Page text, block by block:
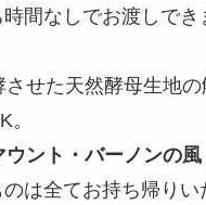
間なしでお渡しでき
させた天然酵母生地
ント・バーノンの風
は全てお持ち帰りい